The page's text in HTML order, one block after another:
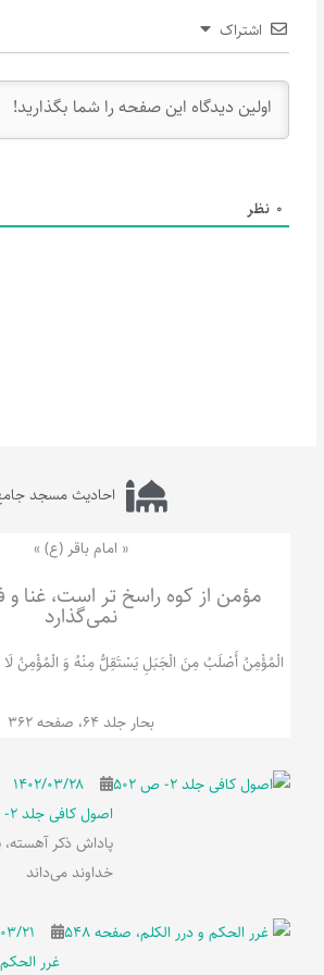
اشتراک
0 نظر
احادیث مسجد
« امام باقر (ع) »
مؤمن از کوه راسخ تر است، غنا و
نمی‌گذارد
الْمُؤْمِنُ‌ أَصْلَبُ‌ مِنَ‌ الْجَبَلِ‌ یَسْتَقِلُّ مِنْهُ وَ الْمُؤْمِنُ
بحار جلد 64، صفحه 362
۱۴۰۲/۰۳/۲۸
اصول کافی جلد 2- ص 502
پاداش ذکر آهسته،
خداوند می‌داند
غرر